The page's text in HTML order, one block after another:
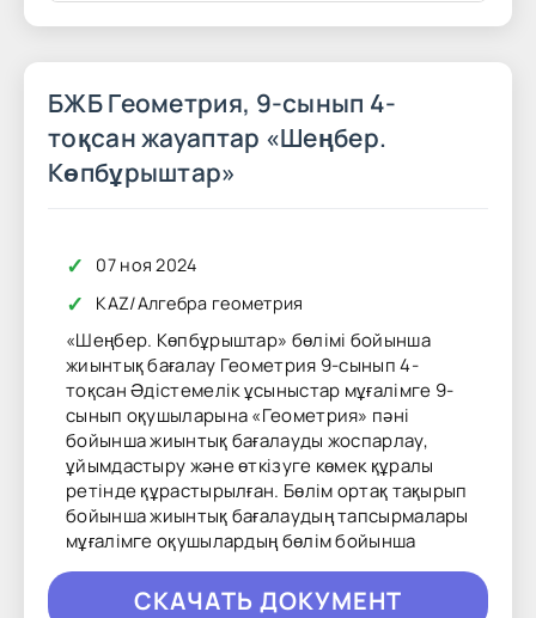
БЖБ Геометрия, 9-сынып 4-
тоқсан жауаптар «Шеңбер.
Көпбұрыштар»
✓ 07 ноя 2024
✓ KAZ/Алгебра геометрия
«Шеңбер. Көпбұрыштар» бөлімі бойынша
жиынтық бағалау Геометрия 9-сынып 4-
тоқсан Әдістемелік ұсыныстар мұғалімге 9-
сынып оқушыларына «Геометрия» пәні
бойынша жиынтық бағалауды жоспарлау,
ұйымдастыру және өткізуге көмек құралы
ретінде құрастырылған. Бөлім ортақ тақырып
бойынша жиынтық бағалаудың тапсырмалары
мұғалімге оқушылардың бөлім бойынша
CКAЧAТЬ ДОКУМЕНТ